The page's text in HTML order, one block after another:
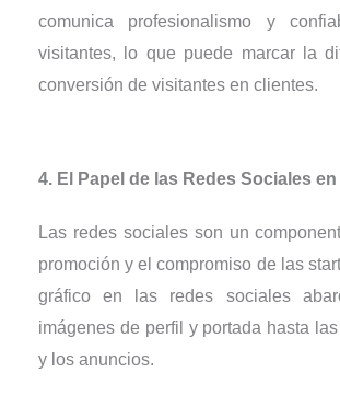
comunica profesionalismo y
visitantes, lo que puede marcar la
conversión de visitantes en clientes.
4. El Papel de las Redes Sociales
Las redes sociales son un
promoción y el compromiso de las
gráfico en las redes sociales
imágenes de perfil y portada hasta
y los anuncios.